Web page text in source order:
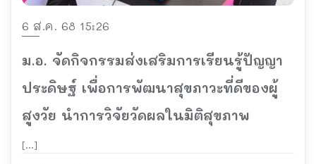
6 ส.ค. 68 15:26
ม.อ. จัดกิจกรรมส่งเสริมการเรียนรู้ปัญญา
ประดิษฐ์ เพื่อการพัฒนาสุขภาวะที่ดีของผู้
สูงวัย นำการวิจัยวัดผลในมิติสุขภาพ
[…]